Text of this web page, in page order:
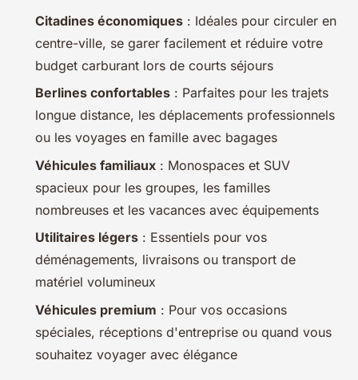
Citadines économiques : Idéales pour circuler en
centre-ville, se garer facilement et réduire votre
budget carburant lors de courts séjours
Berlines confortables : Parfaites pour les trajets
longue distance, les déplacements professionnels
ou les voyages en famille avec bagages
Véhicules familiaux : Monospaces et SUV
spacieux pour les groupes, les familles
nombreuses et les vacances avec équipements
Utilitaires légers : Essentiels pour vos
déménagements, livraisons ou transport de
matériel volumineux
Véhicules premium : Pour vos occasions
spéciales, réceptions d'entreprise ou quand vous
souhaitez voyager avec élégance